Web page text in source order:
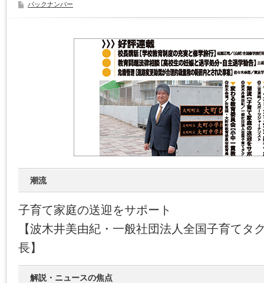
バックナンバー
潮流
子育て家庭の送迎をサポート
【波木井美由紀・一般社団法人全国子育てタ
長】
解説・ニュースの焦点